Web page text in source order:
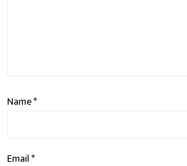
Name*
Email*